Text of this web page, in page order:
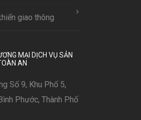
giao thông
MẠI DỊCH VỤ SẢN
AN
Số 9, Khu Phố 5,
Phước, Thành Phố